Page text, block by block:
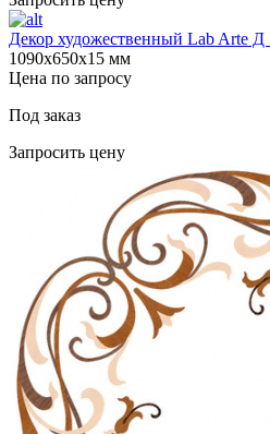
Декор художественный Lab Arte Д
1090х650х15 мм
Цена по запросу
Под заказ
Запросить цену